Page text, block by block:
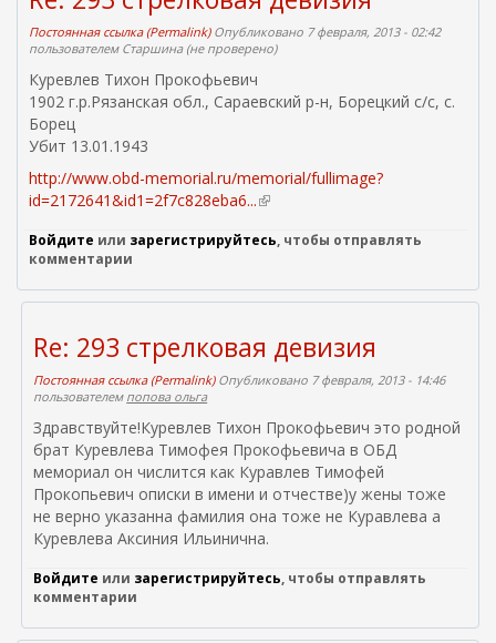
Постоянная ссылка (Permalink)Опубликовано 7 февраля, 2013 - 02:42
пользователем Старшина (не проверено)
Куревлев Тихон Прокофьевич
1902 г.р.Рязанская обл., Сараевский р-н, Борецкий с/с, с.
Борец
Убит 13.01.1943
http://www.obd-memorial.ru/memorial/fullimage?
id=2172641&id1=2f7c828eba6...(
н
ш
я
с
ы
л
к
а
)
Войдите или зарегистрируйтесь, чтобы отправлять
комментарии
Re: 293 стрелковая девизия
Постоянная ссылка (Permalink)Опубликовано 7 февраля, 2013 - 14:46
пользователем попова ольга
Здравствуйте!Куревлев Тихон Прокофьевич это родной
брат Куревлева Тимофея Прокофьевича в ОБД
мемориал он числится как Куравлев Тимофей
Прокопьевич описки в имени и отчестве)у жены тоже
не верно указанна фамилия она тоже не Куравлева а
Куревлева Аксиния Ильинична.
Войдите или зарегистрируйтесь, чтобы отправлять
комментарии